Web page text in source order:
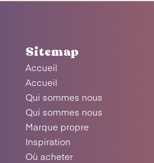
Sitemap
Accueil
Accueil
Qui sommes nous
Qui sommes nous
Marque propre
Inspiration
Où acheter